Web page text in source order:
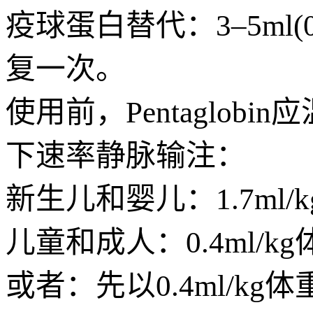
疫球蛋白替代：
复一次。
使用前，Pentaglobin
下速率静脉输注：
新生儿和婴儿：1.7ml/
儿童和成人：0.4ml/kg
或者：先以0.4ml/kg体